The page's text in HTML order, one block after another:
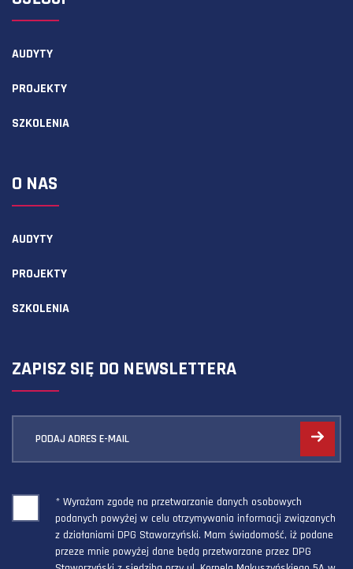
AUDYTY
PROJEKTY
SZKOLENIA
O NAS
AUDYTY
PROJEKTY
SZKOLENIA
ZAPISZ SIĘ DO NEWSLETTERA
PODAJ ADRES E-MAIL
* Wyrażam zgodę na przetwarzanie danych osobowych
podanych powyżej w celu otrzymywania informacji związanych
z działaniami DPG Staworzyński. Mam świadomość, iż podane
przeze mnie powyżej dane będą przetwarzane przez DPG